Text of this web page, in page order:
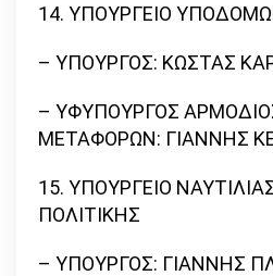
14. ΥΠΟΥΡΓΕΙΟ
– ΥΠΟΥΡΓΟΣ: ΚΩΣΤΑΣ
– ΥΦΥΠΟΥΡΓΟΣ
ΜΕΤΑΦΟΡΩΝ: ΓΙΑΝΝΗΣ
15. ΥΠΟΥΡΓΕΙΟ
ΠΟΛΙΤΙΚΗΣ
– ΥΠΟΥΡΓΟΣ: ΓΙΑΝΝΗΣ